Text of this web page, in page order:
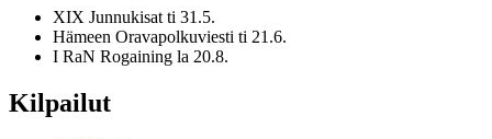
XIX Junnukisat ti 31.5.
Hämeen Oravapolkuviesti ti 21.6.
I RaN Rogaining la 20.8.
Kilpailut